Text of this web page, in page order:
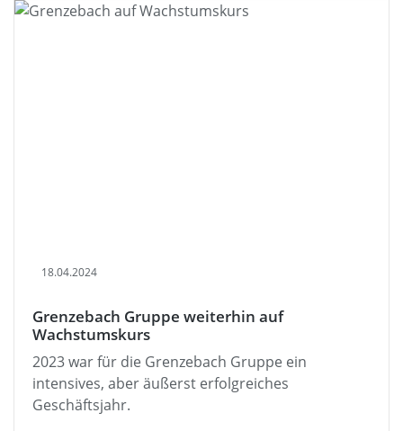
18.04.2024
Grenzebach Gruppe weiterhin auf
Wachstumskurs
2023 war für die Grenzebach Gruppe ein
intensives, aber äußerst erfolgreiches
Geschäftsjahr.